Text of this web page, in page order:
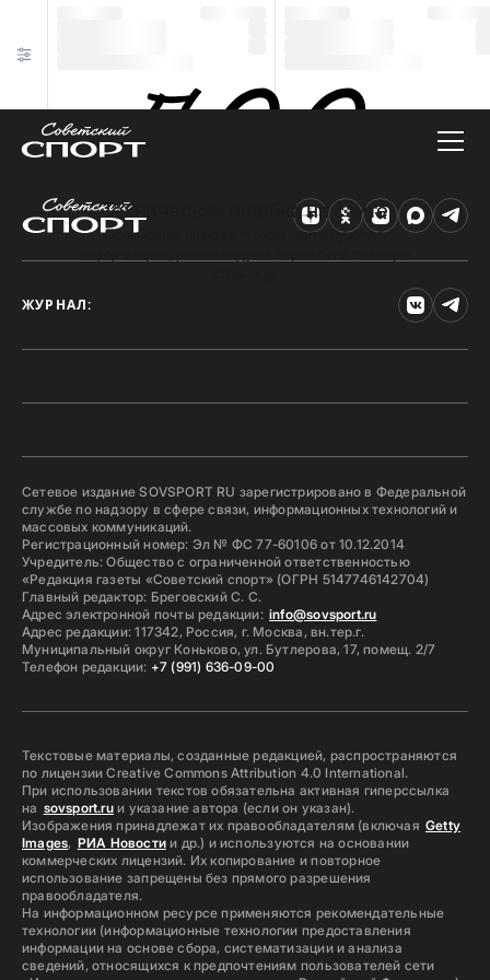
Техническая ошибка на сайте
Произошла ошибка. Чтобы найти нужную
ЖУРНАЛ:
Сетевое издание SOVSPORT RU зарегистрировано в Федеральной
службе по надзору в сфере связи, информационных технологий и
массовых коммуникаций.
Регистрационный номер: Эл № ФС 77-60106 от 10.12.2014
Учредитель: Общество с ограниченной ответственностью
«Редакция газеты «Советский спорт» (ОГРН 5147746142704)
Главный редактор: Бреговский С. С.
Адрес электронной почты редакции: info@sovsport.ru
Адрес редакции: 117342, Россия, г. Москва, вн.тер.г.
Муниципальный округ Коньково, ул. Бутлерова, 17, помещ. 2/7
Телефон редакции: +7 (991) 636-09-00
Текстовые материалы, созданные редакцией, распространяются
по лицензии Creative Commons Attribution 4.0 International.
При использовании текстов обязательна активная гиперссылка
на sovsport.ruи указание автора (если он указан).
Изображения принадлежат их правообладателям (включая Getty
Images, РИА Новостии др.) и используются на основании
коммерческих лицензий. Их копирование и повторное
использование запрещены без прямого разрешения
правообладателя.
На информационном ресурсе применяются рекомендательные
технологии (информационные технологии предоставления
информации на основе сбора, систематизации и анализа
сведений, относящихся к предпочтениям пользователей сети